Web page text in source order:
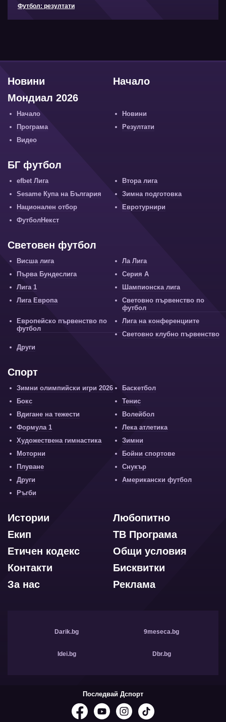
Футбол: резултати
Начало
Новини
Мондиал 2026
Начало
Новини
Програма
Резултати
Видео
БГ футбол
efbet Лига
Втора лига
Sesame Купа на България
Зимна подготовка
Национален отбор
Евротурнири
ФутболНекст
Световен футбол
Висша лига
Ла Лига
Първа Бундеслига
Серия А
Лига 1
Шампионска лига
Лига Европа
Световно първенство по
футбол
Европейско първенство по
футбол
Лига на конференциите
Световно клубно първенство
Други
Спорт
Зимни олимпийски игри 2026
Баскетбол
Бокс
Тенис
Вдигане на тежести
Волейбол
Формула 1
Лека атлетика
Художествена гимнастика
Зимни
Моторни
Бойни спортове
Плуване
Снукър
Други
Американски футбол
Ръгби
Любопитно
Истории
ТВ Програма
Екип
Общи условия
Етичен кодекс
Бисквитки
Контакти
Реклама
За нас
Darik.bg 9meseca.bg
Idei.bg Dbr.bg
Последвай Дспорт